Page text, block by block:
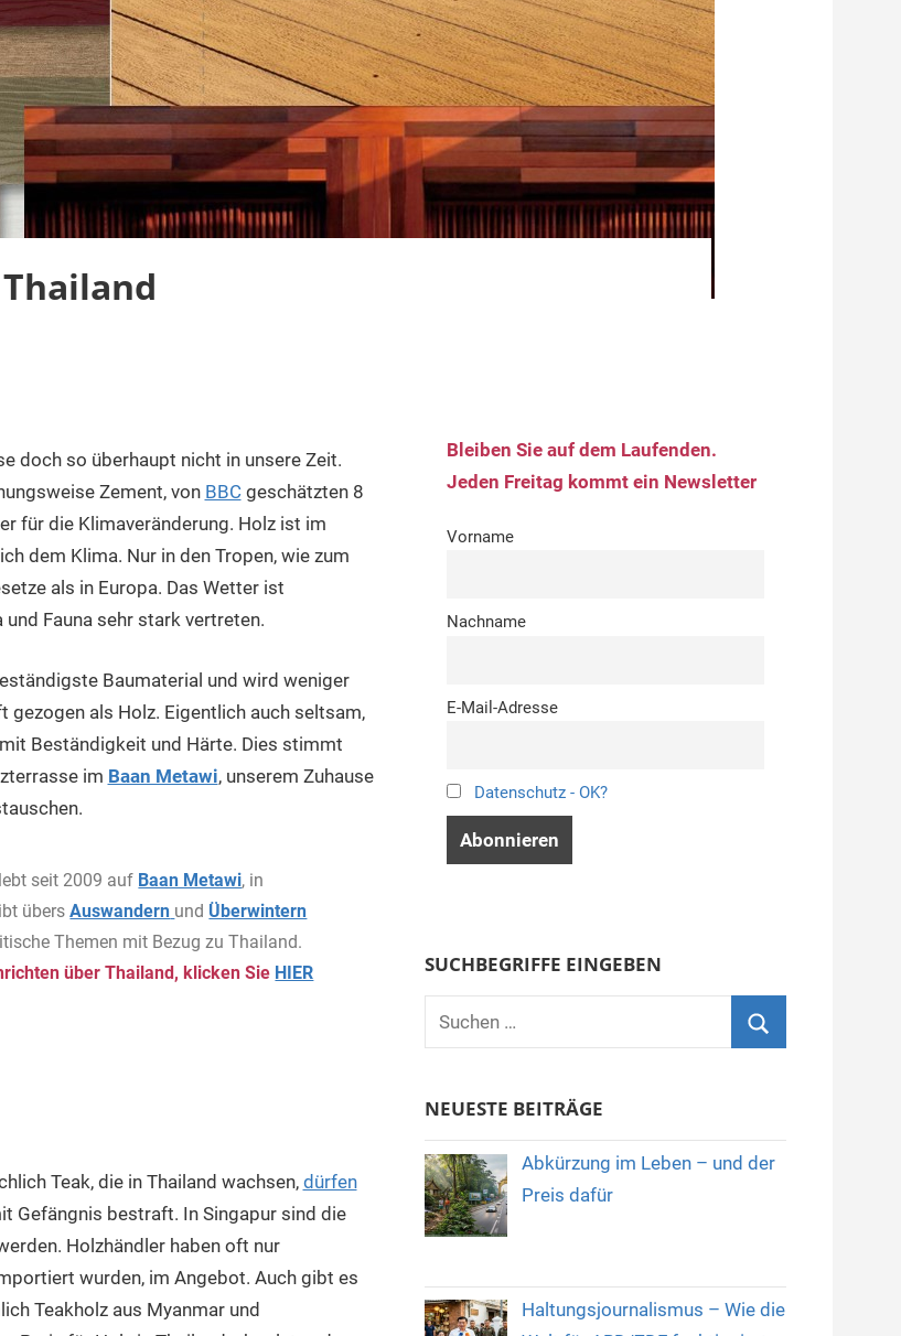
doch so überhaupt nicht in unsere Zeit.
Zement, von BBCgeschätzten 8
für die Klimaveränderung. Holz ist im
dem Klima. Nur in den Tropen, wie zum
als in Europa. Das Wetter ist
Fauna sehr stark vertreten.
Baumaterial und wird weniger
als Holz. Eigentlich auch seltsam,
Beständigkeit und Härte. Dies stimmt
im Baan Metawi, unserem Zuhause
seit 2009 auf Baan Metawi, in
übersAuswandern und Überwintern
Themen mit Bezug zu Thailand.
über Thailand, klicken Sie HIER
Teak, die in Thailand wachsen, dürfen
Gefängnis bestraft. In Singapur sind die
Holzhändler haben oft nur
wurden, im Angebot. Auch gibt es
Teakholz aus Myanmar und
Bleiben Sie auf dem Laufenden.
Jeden Freitag kommt ein Newsletter
Vorname
Nachname
E-Mail-Adresse
Datenschutz - OK?
SUCHBEGRIFFE EINGEBEN
Suchen
nach:
NEUESTE BEITRÄGE
Abkürzung im Leben – und der
Preis dafür
Haltungsjournalismus – Wie die